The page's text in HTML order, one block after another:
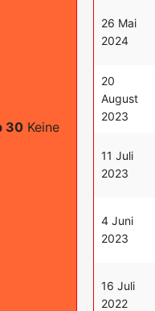
26 Mai
2024
20
August
2023
11 Juli
2023
4 Juni
2023
16 Juli
2022
30 Keine